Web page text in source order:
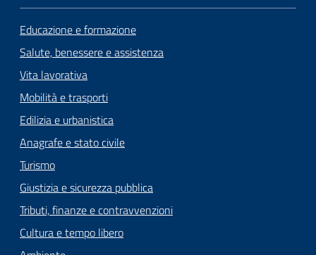
Educazione e formazione
Salute, benessere e assistenza
Vita lavorativa
Mobilità e trasporti
Edilizia e urbanistica
Anagrafe e stato civile
Turismo
Giustizia e sicurezza pubblica
Tributi, finanze e contravvenzioni
Cultura e tempo libero